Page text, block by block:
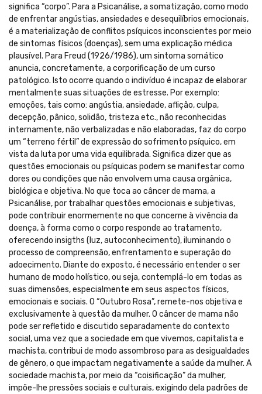
significa “corpo”. Para a Psicanálise, a somatização, como modo
de enfrentar angústias, ansiedades e desequilíbrios emocionais,
é a materialização de conflitos psíquicos inconscientes por meio
de sintomas físicos (doenças), sem uma explicação médica
plausível. Para Freud (1926/1986), um sintoma somático
anuncia, concretamente, a corporificação de um curso
patológico. Isto ocorre quando o indivíduo é incapaz de elaborar
mentalmente suas situações de estresse. Por exemplo:
emoções, tais como: angústia, ansiedade, aflição, culpa,
decepção, pânico, solidão, tristeza etc., não reconhecidas
internamente, não verbalizadas e não elaboradas, faz do corpo
um “terreno fértil” de expressão do sofrimento psíquico, em
vista da luta por uma vida equilibrada. Significa dizer que as
questões emocionais ou psíquicas podem se manifestar como
dores ou condições que não envolvem uma causa orgânica,
biológica e objetiva. No que toca ao câncer de mama, a
Psicanálise, por trabalhar questões emocionais e subjetivas,
pode contribuir enormemente no que concerne à vivência da
doença, à forma como o corpo responde ao tratamento,
oferecendo insigths (luz, autoconhecimento), iluminando o
processo de compreensão, enfrentamento e superação do
adoecimento. Diante do exposto, é necessário entender o ser
humano de modo holístico, ou seja, contemplá-lo em todas as
suas dimensões, especialmente em seus aspectos físicos,
emocionais e sociais. O “Outubro Rosa”, remete-nos objetiva e
exclusivamente à questão da mulher. O câncer de mama não
pode ser refletido e discutido separadamente do contexto
social, uma vez que a sociedade em que vivemos, capitalista e
machista, contribui de modo assombroso para as desigualdades
de gênero, o que impactam negativamente a saúde da mulher. A
sociedade machista, por meio da “coisificação” da mulher,
impõe-lhe pressões sociais e culturais, exigindo dela padrões de